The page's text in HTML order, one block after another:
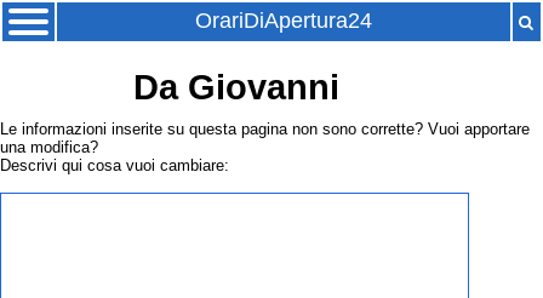
OrariDiApertura24
Da Giovanni
Le informazioni inserite su questa pagina non sono corrette? Vuoi apportare
una modifica?
Descrivi qui cosa vuoi cambiare: